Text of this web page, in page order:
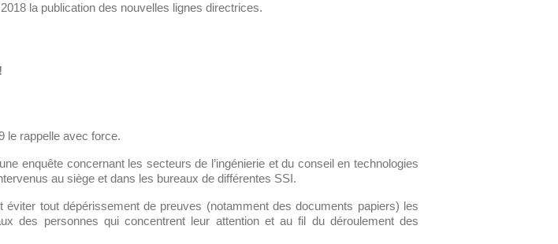
la publication des nouvelles lignes directrices.
le rappelle avec force.
enquête concernant les secteurs de l’ingénierie et du conseil en technologies
au siège et dans les bureaux de différentes SSI.
tout dépérissement de preuves (notamment des documents papiers) les
des personnes qui concentrent leur attention et au fil du déroulement des